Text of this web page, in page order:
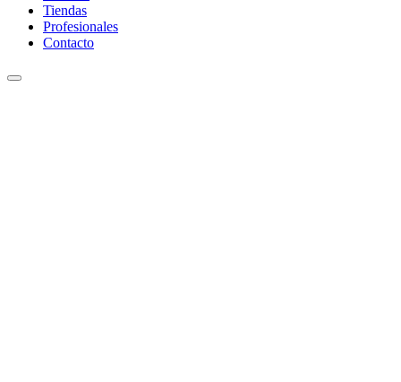
Tiendas
Profesionales
Contacto